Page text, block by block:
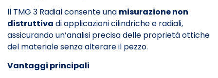
Il TMG 3 Radial consente una misurazione non
distruttiva di applicazioni cilindriche e radiali,
assicurando un’analisi precisa delle proprietà ottiche
del materiale senza alterare il pezzo.
Vantaggi principali